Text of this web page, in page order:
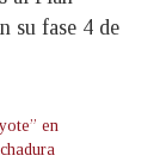
su fase 4 de
en